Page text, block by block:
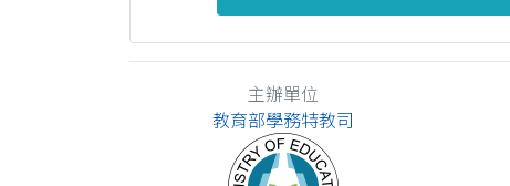
主辦單位
教育部學務特教司